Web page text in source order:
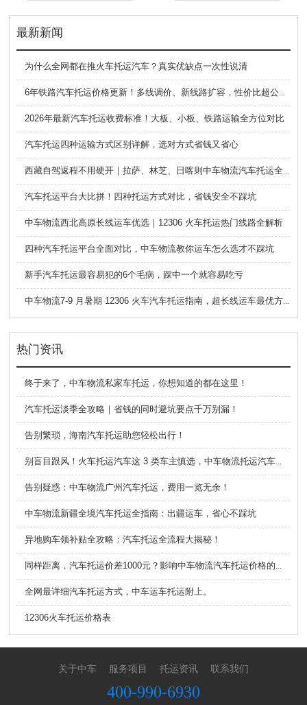
最新新闻
为什么全网都在推火车托运汽车？真实优缺点一次性说清
6年铁路汽车托运价格更新！多线调价、新线路扩容，性价比超公路大板车
2026年最新汽车托运收费标准！大板、小板、铁路运输全方位对比
汽车托运四种运输方式区别详解，选对方式省钱又省心
西藏自驾返程不用硬开｜拉萨、林芝、日喀则中车物流汽车托运全指南
汽车托运平台大比拼！四种托运方式对比，省钱安全不踩坑
中车物流西北高原长线运车优选｜12306 火车托运热门线路全解析
四种汽车托运平台全面对比，中车物流教你运车怎么选才不踩坑
新手汽车托运最容易犯的6个毛病，踩中一个就容易吃亏
中车物流7-9 月暑期 12306 火车汽车托运指南，超长线运车最优方案
热门资讯
终于来了，中车物流私家车托运，你想知道的都在这里！
汽车托运淡季全攻略｜省钱的同时避坑要点千万别漏！
告别繁琐，海南汽车托运助您轻松出行！
别盲目跟风！火车托运汽车这 3 类车主慎选，中车物流托运汽车不踩坑！
告别疑惑：中车物流广州汽车托运，费用一览无余！
中车物流新疆全境汽车托运全指南：出疆运车，省心不踩坑
异地购车领补贴全攻略：汽车托运全流程大揭秘！
全网最详细汽车托运方式，中车运车托运附上。
12306火车托运价格表
关于中车 服务项目 托运资讯 联系我们
400-990-6930